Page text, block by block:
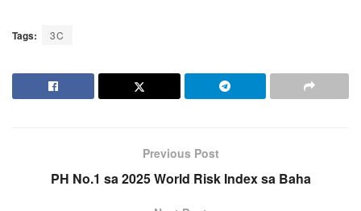
Tags: 3C
Previous Post
PH No.1 sa 2025 World Risk Index sa Baha